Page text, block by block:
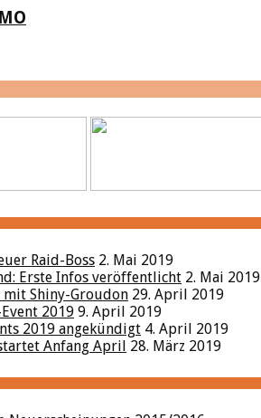
Raid-Boss 2. Mai 2019
Erste Infos veröffentlicht 2. Mai 2019
mit Shiny-Groudon 29. April 2019
2019 9. April 2019
2019 angekündigt 4. April 2019
Anfang April 28. März 2019